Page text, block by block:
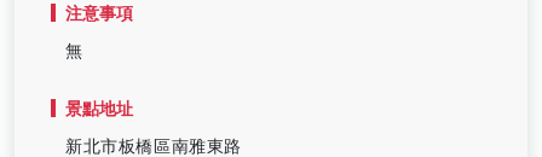
注意事項
無
景點地址
新北市板橋區南雅東路